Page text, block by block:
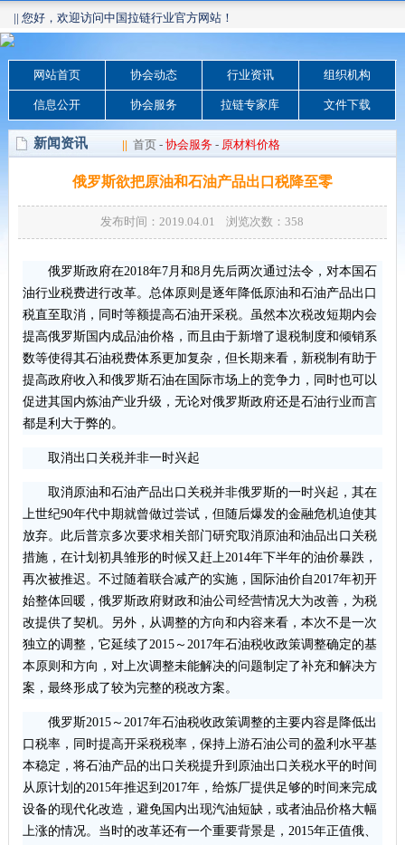
|| 您好，欢迎访问中国拉链行业官方网站！
网站首页 协会动态 行业资讯 组织机构
信息公开 协会服务 拉链专家库 文件下载
新闻资讯 || 首页- 协会服务- 原材料价格
俄罗斯欲把原油和石油产品出口税降至零
发布时间：2019.04.01 浏览次数：358
俄罗斯政府在2018年7月和8月先后两次通过法令，对本国石
油行业税费进行改革。总体原则是逐年降低原油和石油产品出口
税直至取消，同时等额提高石油开采税。虽然本次税改短期内会
提高俄罗斯国内成品油价格，而且由于新增了退税制度和倾销系
数等使得其石油税费体系更加复杂，但长期来看，新税制有助于
提高政府收入和俄罗斯石油在国际市场上的竞争力，同时也可以
促进其国内炼油产业升级，无论对俄罗斯政府还是石油行业而言
都是利大于弊的。
取消出口关税并非一时兴起
取消原油和石油产品出口关税并非俄罗斯的一时兴起，其在
上世纪90年代中期就曾做过尝试，但随后爆发的金融危机迫使其
放弃。此后普京多次要求相关部门研究取消原油和油品出口关税
措施，在计划初具雏形的时候又赶上2014年下半年的油价暴跌，
再次被推迟。不过随着联合减产的实施，国际油价自2017年初开
始整体回暖，俄罗斯政府财政和油公司经营情况大为改善，为税
改提供了契机。另外，从调整的方向和内容来看，本次不是一次
独立的调整，它延续了2015～2017年石油税收政策调整确定的基
本原则和方向，对上次调整未能解决的问题制定了补充和解决方
案，最终形成了较为完整的税改方案。
俄罗斯2015～2017年石油税收政策调整的主要内容是降低出
口税率，同时提高开采税税率，保持上游石油公司的盈利水平基
本稳定，将石油产品的出口关税提升到原油出口关税水平的时间
从原计划的2015年推迟到2017年，给炼厂提供足够的时间来完成
设备的现代化改造，避免国内出现汽油短缺，或者油品价格大幅
上涨的情况。当时的改革还有一个重要背景是，2015年正值俄、